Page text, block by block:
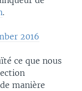
.
2016
ce que nous
manière